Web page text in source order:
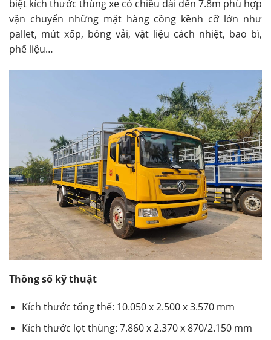
biệt kích thước thùng xe có chiều dài đến 7.8m phù hợp
vận chuyển những mặt hàng cồng kềnh cỡ lớn như
pallet, mút xốp, bông vải, vật liệu cách nhiệt, bao bì,
phế liệu…
Thông số kỹ thuật
Kích thước tổng thể: 10.050 x 2.500 x 3.570 mm
Kích thước lọt thùng: 7.860 x 2.370 x 870/2.150 mm